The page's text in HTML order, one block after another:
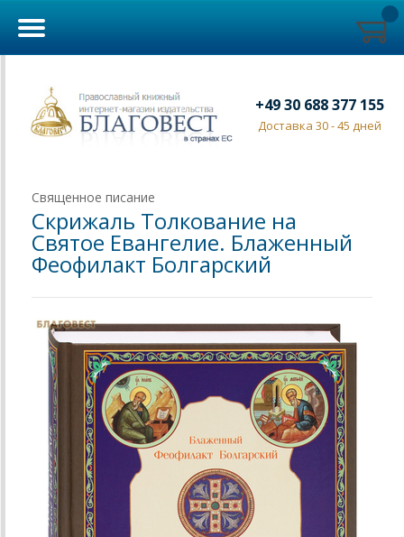
+49 30 688 377 155
Доставка 30 - 45 дней
Священное писание
Скрижаль Толкование на
Святое Евангелие. Блаженный
Феофилакт Болгарский